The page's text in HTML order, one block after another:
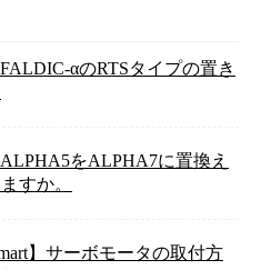
αのRTSタイプの置き
をALPHA7に置換え
すか。
】サーボモータの取付方